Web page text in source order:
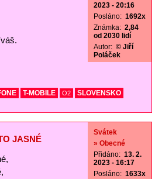
2023 - 20:16
Posláno: 1692x
Známka: 2,84
od 2030 lidí
Autor: © Jiří
Poláček
T-MOBILE O2
SLOVENSKO
JASNÉ
Svátek
» Obecné
Přidáno: 13. 2.
2023 - 16:17
Posláno: 1633x